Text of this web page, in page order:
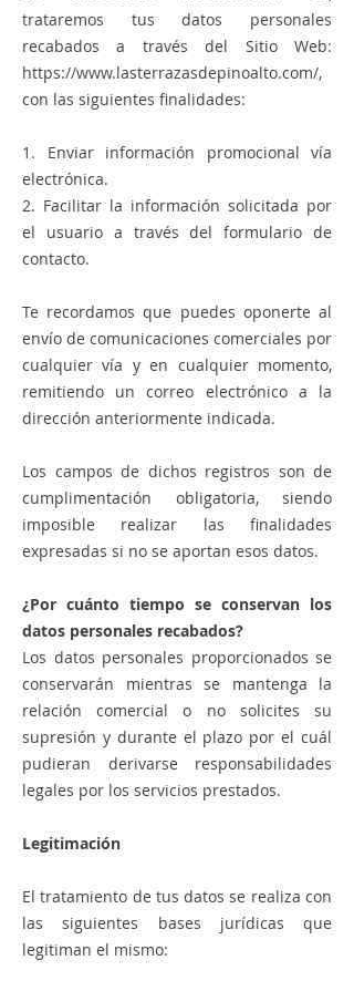
trataremos tus datos personales
recabados a través del Sitio Web:
https://www.lasterrazasdepinoalto.com/,
con las siguientes finalidades:
1. Enviar información promocional vía
electrónica.
2. Facilitar la información solicitada por
el usuario a través del formulario de
contacto.
Te recordamos que puedes oponerte al
envío de comunicaciones comerciales por
cualquier vía y en cualquier momento,
remitiendo un correo electrónico a la
dirección anteriormente indicada.
Los campos de dichos registros son de
cumplimentación obligatoria, siendo
imposible realizar las finalidades
expresadas si no se aportan esos datos.
¿Por cuánto tiempo se conservan los
datos personales recabados?
Los datos personales proporcionados se
conservarán mientras se mantenga la
relación comercial o no solicites su
supresión y durante el plazo por el cuál
pudieran derivarse responsabilidades
legales por los servicios prestados.
Legitimación
El tratamiento de tus datos se realiza con
las siguientes bases jurídicas que
legitiman el mismo: